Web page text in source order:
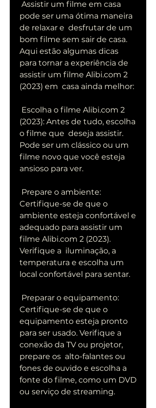
pode ser uma ótima maneira
de relaxar e  desfrutar de um
bom filme sem sair de casa.
Aqui estão algumas dicas
para tornar a experiência de
assistir um filme Alibi.com 2
(2023) em  casa ainda melhor:
(2023): Antes de tudo, escolha
o filme que  deseja assistir.
Pode ser um clássico ou um
filme novo que você esteja
ansioso para ver.
Certifique-se de que o
ambiente esteja confortável e
adequado para assistir um
filme Alibi.com 2 (2023).
Verifique a  iluminação, a
temperatura e escolha um
local confortável para sentar.
Certifique-se de que o
equipamento esteja pronto
para ser usado. Verifique a
conexão da TV ou projetor,
prepare os  alto-falantes ou
fones de ouvido e escolha a
fonte do filme, como um DVD
ou serviço de streaming.